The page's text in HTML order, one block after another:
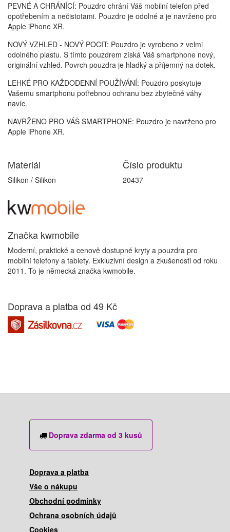
PEVNÉ A CHRÁNÍCÍ: Pouzdro chrání Váš mobilní telefon před
opotřebením a nečistotami. Pouzdro je odolné a je navrženo pro
Apple iPhone XR.
NOVÝ VZHLED - NOVÝ POCIT: Pouzdro je vyrobeno z velmi
odolného plastu. S tímto pouzdrem získá Váš smartphone nový,
originální vzhled. Povrch pouzdra je hladký a příjemný na dotek.
LEHKÉ PRO KAŽDODENNÍ POUŽÍVÁNÍ: Pouzdro poskytuje
Vašemu smartphonu potřebnou ochranu bez zbytečné váhy
navíc.
NAVRŽENO PRO VÁŠ SMARTPHONE: Pouzdro je navrženo pro
Apple iPhone XR.
Materiál
Silikon / Silikon
Číslo produktu
20437
Značka kwmobile
Moderní, praktické a cenově dostupné kryty a pouzdra pro
mobilní telefony a tablety. Exkluzivní design a zkušenosti od roku
2011. To je německá značka kwmobile.
Doprava a platba od 49 Kč
Doprava zdarma od 3 kusů
Doprava a platba
Vše o nákupu
Obchodní podmínky
Ochrana osobních údajů
Cookies